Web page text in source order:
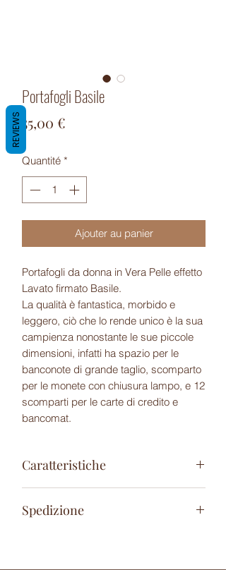
Portafogli Basile
55,00 €
Quantité *
Ajouter au panier
Portafogli da donna in Vera Pelle effetto
Lavato firmato Basile.
La qualità è fantastica, morbido e
leggero, ciò che lo rende unico è la sua
campienza nonostante le sue piccole
dimensioni, infatti ha spazio per le
banconote di grande taglio, scomparto
per le monete con chiusura lampo, e 12
scomparti per le carte di credito e
bancomat.
Caratteristiche
12 scomparti per carte di credito
Spedizione
REVIEWS